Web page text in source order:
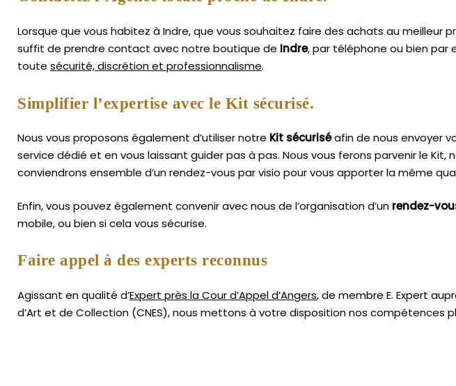
Lorsque que vous habitez à Indre, que vous souhaitez faire des achats au meilleur
suffit de prendre contact avec notre boutique de Indre, par téléphone ou bien par
toute sécurité, discrétion et professionnalisme.
Simplifier l’expertise avec le Kit sécurisé.
Nous vous proposons également d’utiliser notre Kit sécuriséafin de nous envoyer
service dédié et en vous laissant guider pas à pas. Nous vous ferons parvenir le
conviendrons ensemble d’un rendez-vous par visio pour vous apporter la même
Enfin, vous pouvez également convenir avec nous de l’organisation d’un rendez-
mobile, ou bien si cela vous sécurise.
Faire appel à des experts reconnus
Agissant en qualité d’Expert près la Cour d’Appel d’Angers, de membre E. Expert
d’Art et de Collection (CNES),nous mettons à votre disposition nos compétences